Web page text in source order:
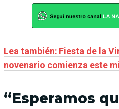
Lea también: Fiesta de la
novenario comienza este
“Esperamos